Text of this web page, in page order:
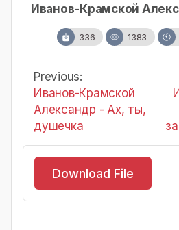
Иванов-Крамской
336 1383
Previous:
Иванов-Крамской
Александр - Ах, ты,
душечка
Download File